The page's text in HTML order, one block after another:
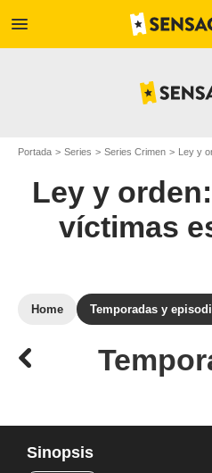
menu
Portada Series Series Crimen Ley y
Ley y
víctimas
Home Temporadas y
Sinopsis